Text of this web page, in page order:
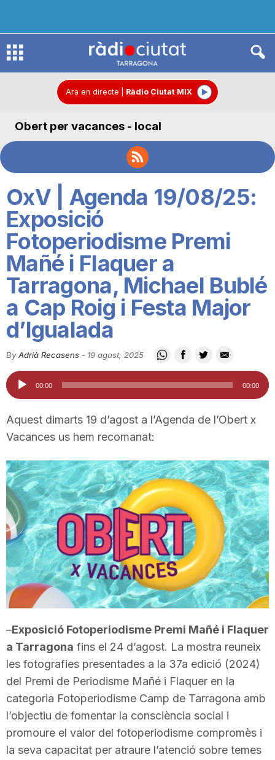
R
d
C
i
u
d
e
T
r
a
Ara en directe Ràdio Ciutat MIX
Obert per vacances - local
OxV | Agenda 19/08/25:
Exposició
Fotoperiodisme Premi
Mañé i Flaquer a
Tarragona, Michael Bublé
a Cap Roig i Festa Major
d’Igualada
By Adrià Recasens - 19 agost, 2025
Reproductor
d'àudio
00:00 00:00
Aquest dimarts 19 d’agost a l’Agenda de l’Obert x
Vacances us hem recomanat:
–Exposició Fotoperiodisme Premi Mañé i Flaquer
a Tarragona fins el 24 d’agost. La mostra reuneix
les fotografies presentades a la 37a edició (2024)
del Premi de Periodisme Mañé i Flaquer en la
categoria Fotoperiodisme Camp de Tarragona amb
l’objectiu de fomentar la consciència social i
promoure el valor del fotoperiodisme compromès i
la seva capacitat per atraure l’atenció sobre temes